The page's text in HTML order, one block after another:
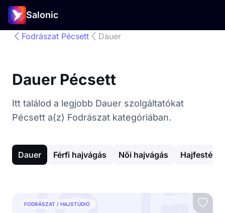
Salonic
Fodrászat Pécsett Dauer
Dauer Pécsett
Itt találod a legjobb Dauer szolgáltatókat
Pécsett a(z) Fodrászat kategóriában.
Dauer Férfi hajvágás Női hajvágás Hajfestés
FODRÁSZAT / HAJSTÚDIÓ